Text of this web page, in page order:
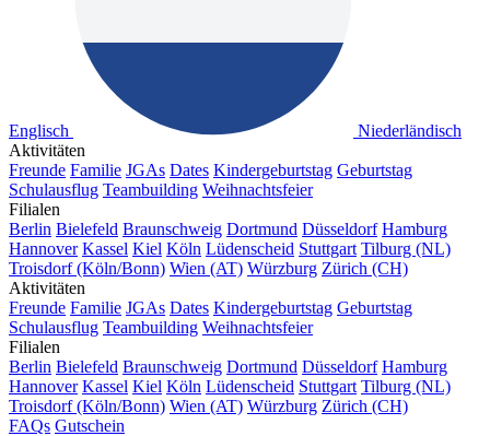
Englisch
Niederländisch
Aktivitäten
Freunde Familie JGAs Dates Kindergeburtstag Geburtstag
Schulausflug Teambuilding Weihnachtsfeier
Filialen
Berlin Bielefeld Braunschweig Dortmund Düsseldorf Hamburg
Hannover Kassel Kiel Köln Lüdenscheid Stuttgart Tilburg (NL)
Troisdorf (Köln/Bonn) Wien (AT) Würzburg Zürich (CH)
Aktivitäten
Freunde Familie JGAs Dates Kindergeburtstag Geburtstag
Schulausflug Teambuilding Weihnachtsfeier
Filialen
Berlin Bielefeld Braunschweig Dortmund Düsseldorf Hamburg
Hannover Kassel Kiel Köln Lüdenscheid Stuttgart Tilburg (NL)
Troisdorf (Köln/Bonn) Wien (AT) Würzburg Zürich (CH)
FAQs Gutschein